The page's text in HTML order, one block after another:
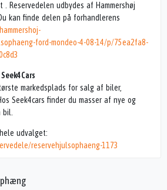
. Reservedelen udbydes af Hammershøj
kan finde delen på forhandlerens
ford-mondeo-4-08-14/p/75ea2fa8-
markedsplads for salg af biler,
Seek4cars finder du masser af nye og
udvalget:
reservehjulsophaeng-1173